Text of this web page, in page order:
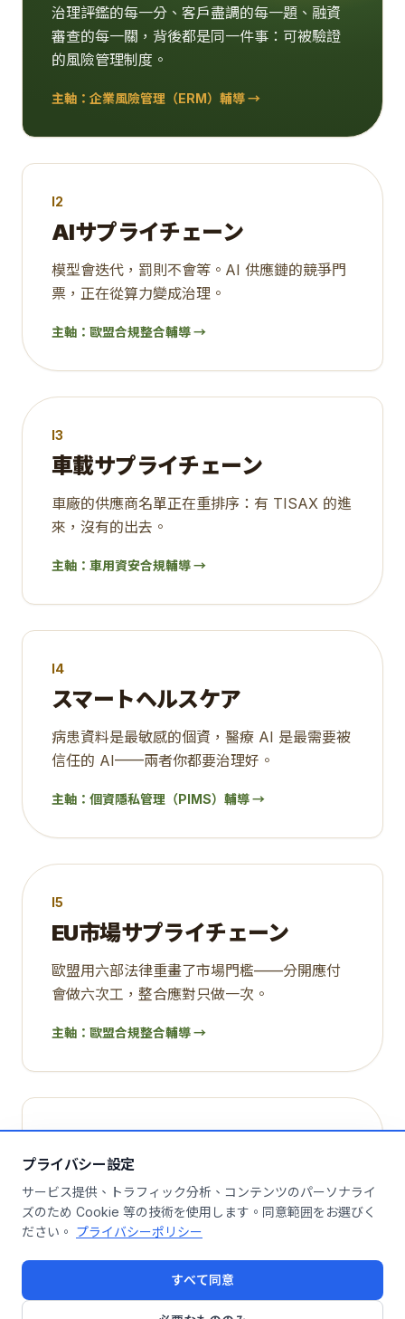
プライバシー設定
サービス提供、トラフィック分析、コンテンツのパーソナライ
ズのため Cookie 等の技術を使用します。同意範囲をお選びく
ださい。 プライバシーポリシー
すべて同意
治理評鑑的每一分、客戶盡調的每一題、融資
審查的每一關，背後都是同一件事：可被驗證
的風險管理制度。
主軸： 企業風險管理（ERM）輔導→
I2
AIサプライチェーン
模型會迭代，罰則不會等。AI 供應鏈的競爭門
票，正在從算力變成治理。
主軸： 歐盟合規整合輔導→
I3
車載サプライチェーン
車廠的供應商名單正在重排序：有 TISAX 的進
來，沒有的出去。
主軸： 車用資安合規輔導→
I4
スマートヘルスケア
病患資料是最敏感的個資，醫療 AI 是最需要被
信任的 AI——兩者你都要治理好。
主軸： 個資隱私管理（PIMS）輔導→
I5
EU市場サプライチェーン
歐盟用六部法律重畫了市場門檻——分開應付
會做六次工，整合應對只做一次。
主軸： 歐盟合規整合輔導→
I6
DX推進企業
轉型把企業的命脈搬上數位系統——韌性與治
理沒跟上，速度就是風險。